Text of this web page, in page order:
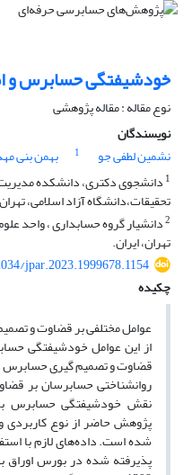
خودشیفتگی حسابرس و
نوع مقاله : مقاله پژوهشی
نویسندگان
نشمین لطفی جو
1 بهمن بنی
1دانشجوی دکتری، دانشکده
تحقیقات،دانشگاه آزاد اسلامی،
2دانشیار گروه حسابداری ، واحد
تهران، ایران.
jpar.2023.1999678.1154
چکیده
عوامل مختلفی بر قضاوت و
از این عوامل خودشیفتگی
قضاوت و تصمیم گیری حسابرس
روانشناختی حسابرسان بر
نقش خودشیفتگی حسابرس
پژوهش حاضر از نوع کاربردی